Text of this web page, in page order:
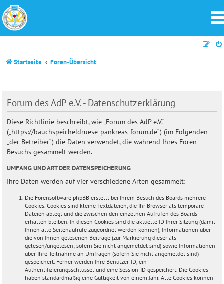
Startseite Foren-Übersicht
Forum des AdP e.V. - Datenschutzerklärung
Diese Richtlinie beschreibt, wie „Forum des AdP e.V.“
(„https://bauchspeicheldruese-pankreas-forum.de“) (im Folgenden
„der Betreiber“) die Daten verwendet, die während Ihres Foren-
Besuchs gesammelt werden.
UMFANG UND ART DER DATENSPEICHERUNG
Ihre Daten werden auf vier verschiedene Arten gesammelt:
Die Forensoftware phpBB erstellt bei Ihrem Besuch des Boards mehrere
Cookies. Cookies sind kleine Textdateien, die Ihr Browser als temporäre
Dateien ablegt und die zwischen den einzelnen Aufrufen des Boards
erhalten bleiben. In diesen Cookies sind die aktuelle ID Ihrer Sitzung (damit
Ihnen alle Seitenaufrufe zugeordnet werden können), Informationen über
die von Ihnen gelesenen Beiträge (zur Markierung dieser als
gelesen/ungelesen; sofern Sie nicht angemeldet sind) sowie Informationen
über Ihre Teilnahme an Umfragen (sofern Sie nicht angemeldet sind)
gespeichert. Ferner werden Ihre Benutzer-ID, ein
Authentifizierungsschlüssel und eine Session-ID gespeichert. Die Cookies
haben standardmäßig eine Gültigkeit von einem Jahr. Alle Cookies können